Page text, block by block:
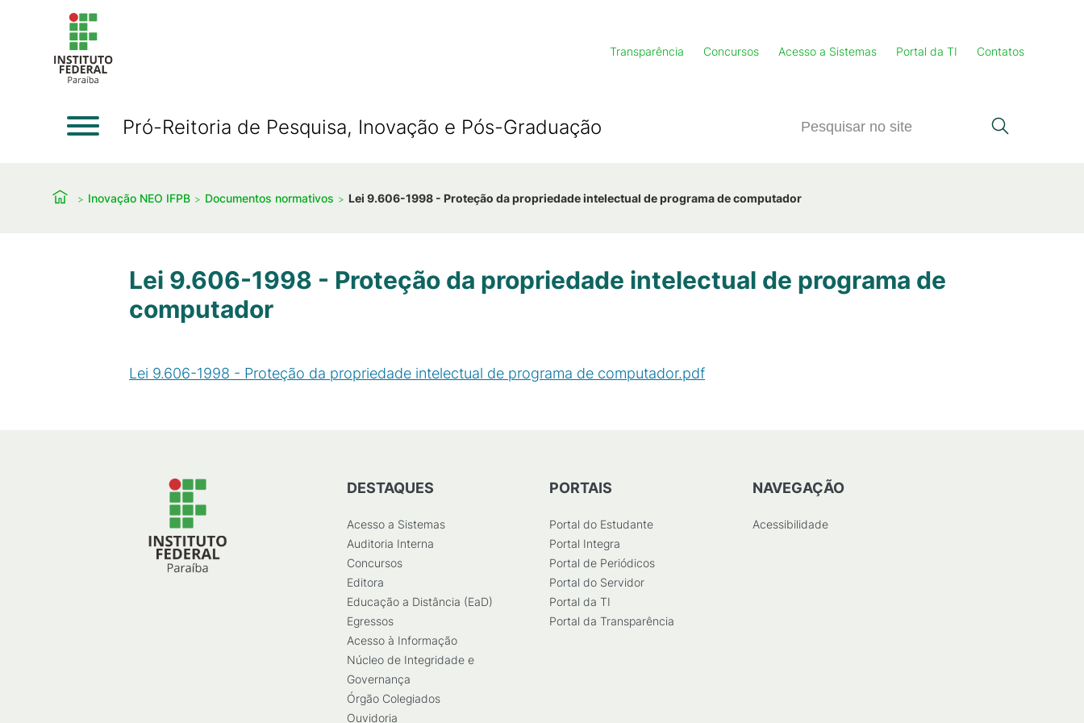
Transparência Concursos Acesso a Sistemas Portal da TI Contatos
Pró-Reitoria de Pesquisa, Inovação e Pós-Graduação
Inovação NEO IFPB Documentos normativos Lei 9.606-1998 - Proteção da propriedade intelectual de programa de computador
Lei 9.606-1998 - Proteção da propriedade intelectual de programa de
computador
Lei 9.606-1998 - Proteção da propriedade intelectual de programa de computador.pdf
DESTAQUES
Acesso a Sistemas
Auditoria Interna
Concursos
Editora
Educação a Distância (EaD)
Egressos
Acesso à Informação
Núcleo de Integridade e
Governança
Órgão Colegiados
Ouvidoria
PORTAIS
Portal do Estudante
Portal Integra
Portal de Periódicos
Portal do Servidor
Portal da TI
Portal da Transparência
NAVEGAÇÃO
Acessibilidade